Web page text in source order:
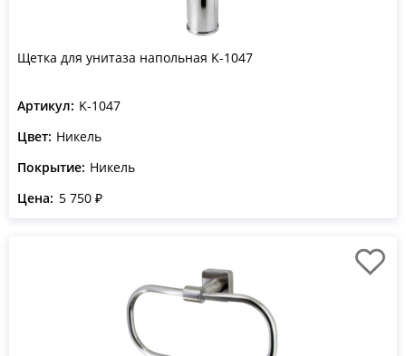
Щетка для унитаза напольная K-1047
Артикул: K-1047
Цвет: Никель
Покрытие: Никель
Цена: 5 750 ₽